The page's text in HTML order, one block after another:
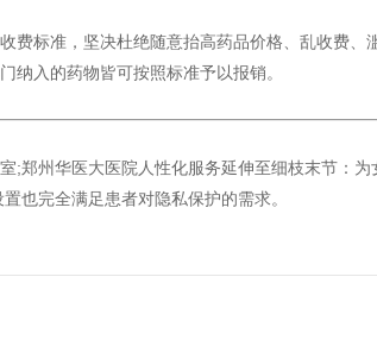
标准，坚决杜绝随意抬高药品价格、乱收费、
纳入的药物皆可按照标准予以报销。
州华医大医院人性化服务延伸至细枝末节：为
也完全满足患者对隐私保护的需求。